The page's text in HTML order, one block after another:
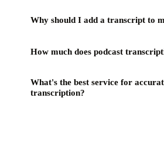
Why should I add a transcript to
How much does podcast
What's the best service for
transcription?